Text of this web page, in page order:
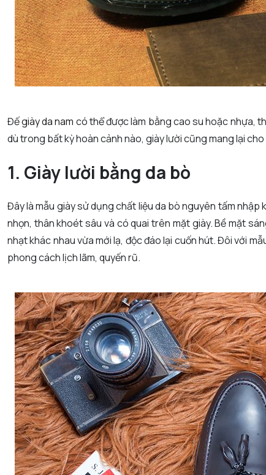
Đếgiày da nam có thể được làm bằng cao su hoặc nhựa,
dù trong bất kỳ hoàn cảnh nào, giày lười cũng mang lại
1. Giày lười bằng da bò
Đây là mẫu giày sử dụng chất liệu da bò nguyên tấm nhập
nhọn, thân khoét sâu và có quai trên mặt giày. Bề mặt
nhạt khác nhau vừa mới lạ, độc đáo lại cuốn hút. Đôi với
phong cách lịch lãm, quyến rũ.